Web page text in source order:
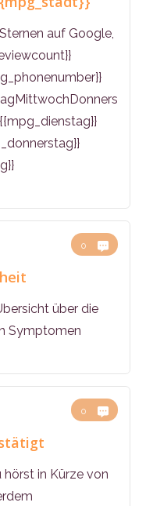
auf Google,
0
über die
Symptomen
0
hörst in Kürze von